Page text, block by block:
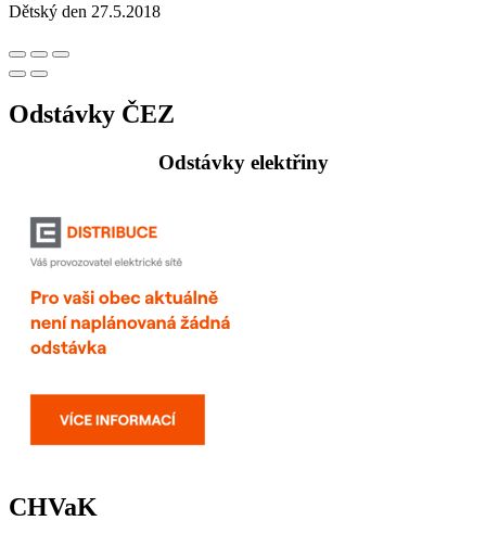
Dětský den 27.5.2018
Odstávky ČEZ
Odstávky elektřiny
CHVaK